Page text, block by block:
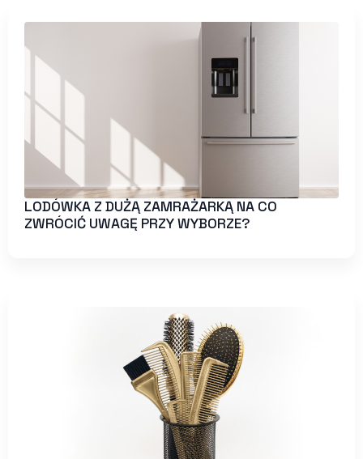
LODÓWKA Z DUŻĄ ZAMRAŻARKĄ NA CO
ZWRÓCIĆ UWAGĘ PRZY WYBORZE?